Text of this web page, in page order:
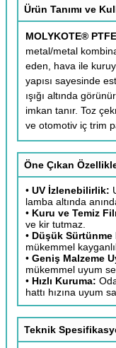
Ürün Tanımı ve
MOLYKOTE®
metal/metal
eden, hava ile
yapısı sayesinde
ışığı altında
imkan tanır. Toz
ve otomotiv iç trim
Öne Çıkan
• UV İzlenebilirlik:
lamba altında
• Kuru ve Temiz
ve kir tutmaz.
• Düşük Sürtünme
mükemmel
• Geniş Malzeme
mükemmel uyum
• Hızlı Kuruma:
hattı hızına uyum
Teknik